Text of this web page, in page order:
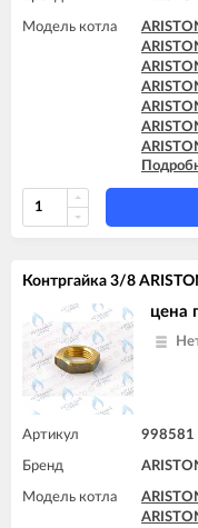
Модель котла
Контргайка 3/8
цена
Артикул 998581
Бренд
Модель котла